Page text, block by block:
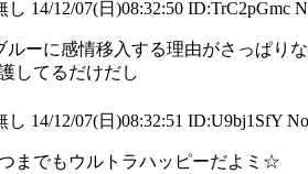
し 14/12/07(日)08:32:50 ID:TrC2pGmc
ルーに感情移入する理由がさっぱり
してるだけだし
し 14/12/07(日)08:32:51 ID:U9bj1SfY
までもウルトラハッピーだよミ☆